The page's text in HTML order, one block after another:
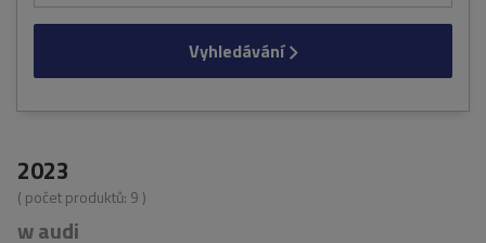
Vyhledávání
2023
( počet produktů: 9 )
w audi